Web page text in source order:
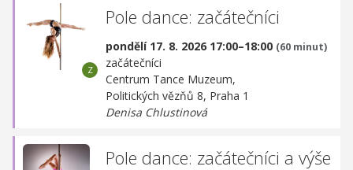
Pole dance: začátečníci
pondělí 17. 8. 2026 17:00–18:00 (60 minut)
začátečníci
Centrum Tance Muzeum,
Politických vězňů 8, Praha 1
Denisa Chlustinová
Pole dance: začátečníci a výše